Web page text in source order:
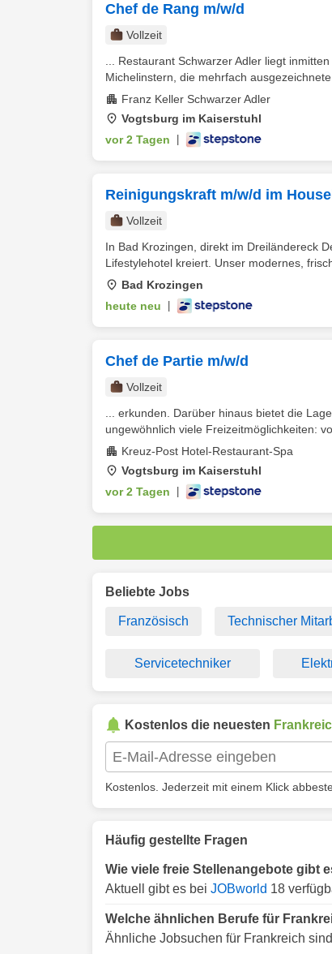
Chef de Rang m/w/d
Vollzeit
... Restaurant Schwarzer Adler liegt
Michelinstern, die mehrfach
Franz Keller Schwarzer Adler
Vogtsburg im Kaiserstuhl
vor 2 Tagen
Reinigungskraft m/w/d im
Vollzeit
In Bad Krozingen, direkt im Dreiländereck
Lifestylehotel kreiert. Unser modernes,
Bad Krozingen
heute neu
Chef de Partie m/w/d
Vollzeit
... erkunden. Darüber hinaus bietet die
ungewöhnlich viele Freizeitmöglichkeiten:
Kreuz-Post Hotel-Restaurant-Spa
Vogtsburg im Kaiserstuhl
vor 2 Tagen
Beliebte Jobs
Französisch Technischer
Servicetechniker
Kostenlos die neuesten
Kostenlos. Jederzeit mit einem Klick
Häufig gestellte Fragen
Wie viele freie Stellenangebote gibt
Aktuell gibt es bei JOBworld 18
Welche ähnlichen Berufe für
Ähnliche Jobsuchen für Frankreich